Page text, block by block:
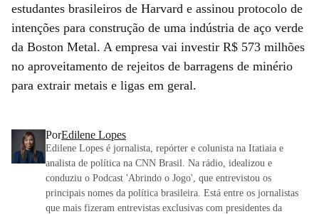
estudantes brasileiros de Harvard e assinou protocolo de
intenções para construção de uma indústria de aço verde
da Boston Metal. A empresa vai investir R$ 573 milhões
no aproveitamento de rejeitos de barragens de minério
para extrair metais e ligas em geral.
PorEdilene Lopes
Edilene Lopes é jornalista, repórter e colunista na Itatiaia e
analista de política na CNN Brasil. Na rádio, idealizou e
conduziu o Podcast 'Abrindo o Jogo', que entrevistou os
principais nomes da política brasileira. Está entre os jornalistas
que mais fizeram entrevistas exclusivas com presidentes da